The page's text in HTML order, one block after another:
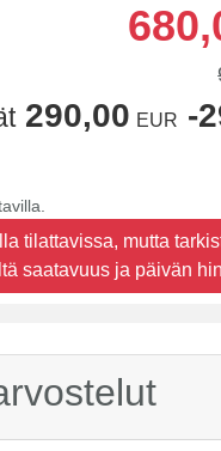
290,00 EUR -
tilattavissa, mutta
saatavuus ja päivän